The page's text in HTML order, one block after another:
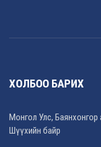
ХОЛБОО БАРИХ
Монгол Улс, Баянхонгор
Шүүхийн байр